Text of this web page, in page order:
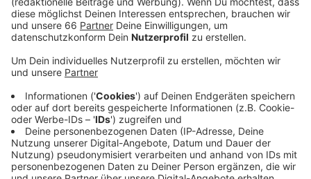
Veröffentlicht:Dienstag, 01.12.2020 05:34
Nach dem Rundgang nimmt Spahn an der Sitzung des
Landeskabinetts in der Arena teil. Das Stadion war
Ende der vergangenen Woche als Impfzentrum
ausgewählt worden. Von den Räumlichkeiten und der
Anbindung mit ÖPNV, Auto und Fahrrad sei der